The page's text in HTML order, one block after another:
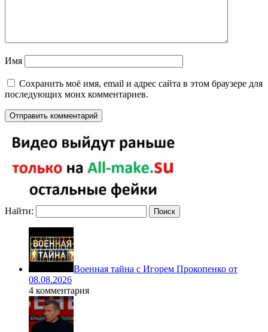
Имя
Сохранить моё имя, email и адрес сайта в этом браузере для
последующих моих комментариев.
Найти:
Военная тайна с Игорем Прокопенко от
08.08.2026
4 комментария